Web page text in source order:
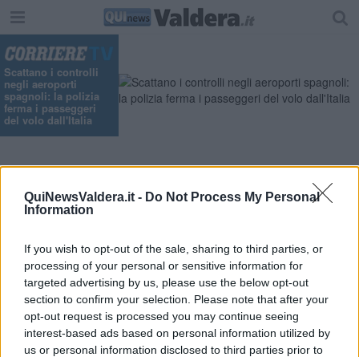
QuiNewsValdera.it - Do Not Process My Personal
Information
If you wish to opt-out of the sale, sharing to third parties, or
processing of your personal or sensitive information for
targeted advertising by us, please use the below opt-out
section to confirm your selection. Please note that after your
opt-out request is processed you may continue seeing
interest-based ads based on personal information utilized by
us or personal information disclosed to third parties prior to
Scattano i controlli
negli aeroporti
spagnoli: la polizia
ferma i passeggeri
del volo dall'Italia
Attualità,Venerdì16 Agosto 2013
nazionale